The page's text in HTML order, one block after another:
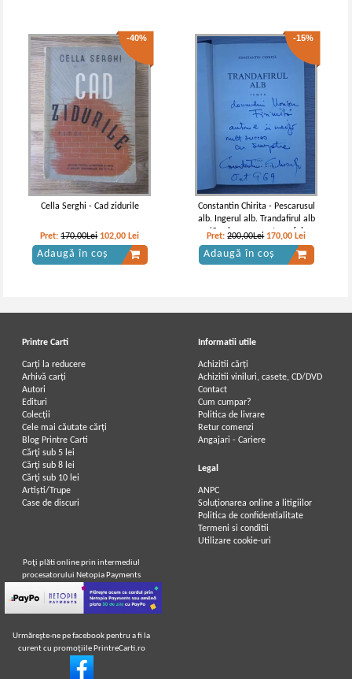
-40%
Cella Serghi - Cad zidurile
Pret:170,00Lei 102,00 Lei
Adaugă în coș
-15%
Constantin Chirita - Pescarusul
alb. Ingerul alb. Trandafirul alb
(3 volume, cu autograful
autorului)
Pret:200,00Lei 170,00 Lei
Adaugă în coș
Printre Carti
Carți la reducere
Arhivă carți
Autori
Edituri
Colecții
Cele mai căutate cărți
Blog Printre Carti
Cărţi sub 5 lei
Cărţi sub 8 lei
Cărţi sub 10 lei
Artiști/Trupe
Case de discuri
Informatii utile
Achizitii cărți
Achizitii viniluri, casete, CD/DVD
Contact
Cum cumpar?
Politica de livrare
Retur comenzi
Angajari - Cariere
Legal
ANPC
Soluționarea online a litigiilor
Politica de confidentialitate
Termeni si conditii
Utilizare cookie-uri
Poţi plăti online prin intermediul
procesatorului Netopia Payments
Urmăreşte-ne pe facebook pentru a fi la
curent cu promoţiile PrintreCarti.ro